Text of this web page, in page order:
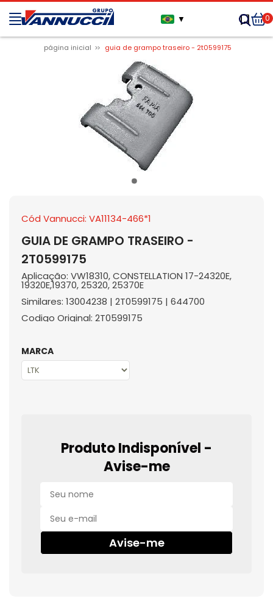
▼ 0
página inicial guia de grampo traseiro - 2t0599175
Cód Vannucci: VA11134-466*1
GUIA DE GRAMPO TRASEIRO -
2T0599175
Aplicação: VW18310, CONSTELLATION 17-24320E,
19320E,19370, 25320, 25370E
Similares: 13004238 | 2T0599175 | 644700
Codigo Original: 2T0599175
MARCA
Produto Indisponível -
Avise-me
Avise-me